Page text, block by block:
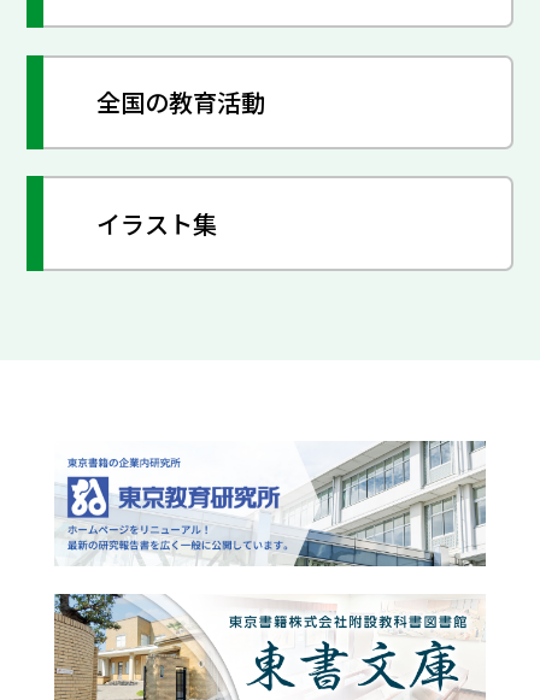
全国の教育活動
イラスト集